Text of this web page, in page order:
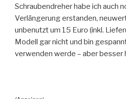
Schraubendreher habe ich auch
Verlängerung erstanden,
unbenutzt um 15 Euro (inkl.
Modell gar nicht und bin
verwenden werde – aber besser